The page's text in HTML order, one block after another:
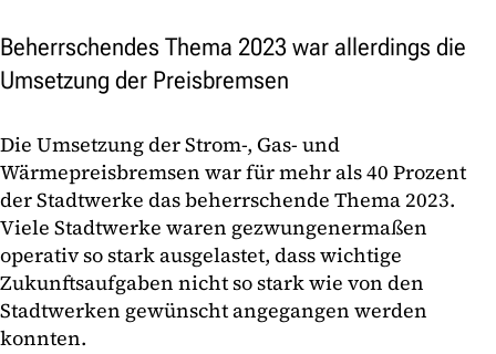
Beherrschendes Thema 2023 war allerdings die
Umsetzung der Preisbremsen
Die Umsetzung der Strom-, Gas- und
Wärmepreisbremsen war für mehr als 40 Prozent
der Stadtwerke das beherrschende Thema 2023.
Viele Stadtwerke waren gezwungenermaßen
operativ so stark ausgelastet, dass wichtige
Zukunftsaufgaben nicht so stark wie von den
Stadtwerken gewünscht angegangen werden
konnten.